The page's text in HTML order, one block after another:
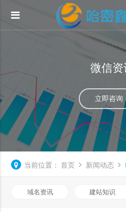
微信资
立即咨询
当前位置： 首页 新闻动态
域名资讯 建站知识